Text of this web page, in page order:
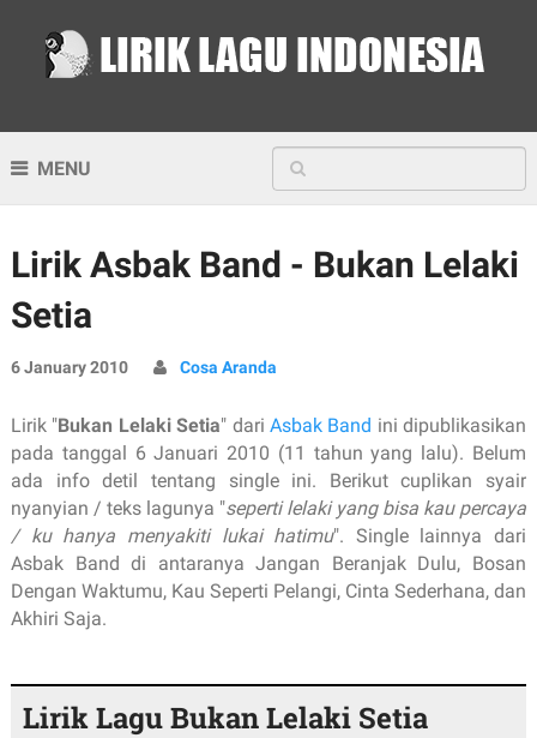
MENU
Lirik Asbak Band - Bukan Lelaki
Setia
6 January 2010 Cosa Aranda
Lirik "Bukan Lelaki Setia" dari Asbak Band ini dipublikasikan
pada tanggal 6 Januari 2010 (11 tahun yang lalu). Belum
ada info detil tentang single ini. Berikut cuplikan syair
nyanyian / teks lagunya "seperti lelaki yang bisa kau percaya
/ ku hanya menyakiti lukai hatimu". Single lainnya dari
Asbak Band di antaranya Jangan Beranjak Dulu, Bosan
Dengan Waktumu, Kau Seperti Pelangi, Cinta Sederhana, dan
Akhiri Saja.
Lirik Lagu Bukan Lelaki Setia